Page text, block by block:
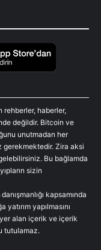
rehberler, haberler,
değildir. Bitcoin ve
unutmadan her
gerekmektedir. Zira aksi
Bu bağlamda
sizin
kapsamında
yapılmasını
alan içerik ve içerik
tutulamaz.